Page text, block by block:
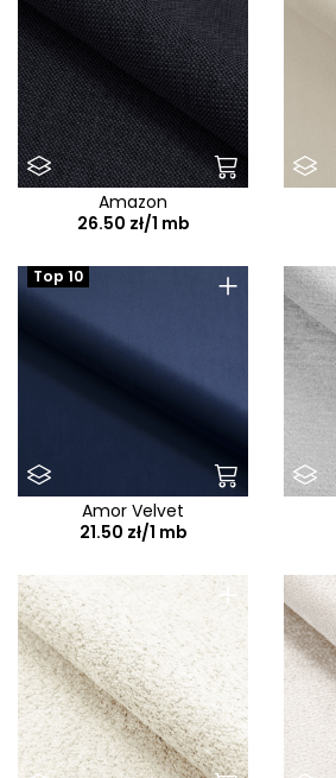
Amazon
26.50 zł/1 mb
+
Top 10
Amor Velvet
21.50 zł/1 mb
+